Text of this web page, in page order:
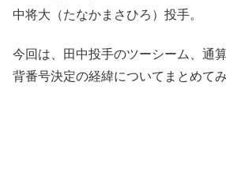
中将大（たなかまさひろ）投手。
今回は、田中投手のツーシーム、通
背番号決定の経緯についてまとめてみ